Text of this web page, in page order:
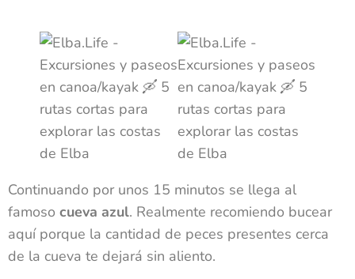
Continuando por unos 15 minutos se llega al
famoso cueva azul. Realmente recomiendo bucear
aquí porque la cantidad de peces presentes cerca
de la cueva te dejará sin aliento.